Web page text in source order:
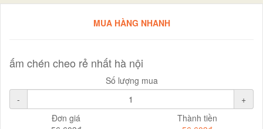
MUA HÀNG NHANH
ấm chén cheo rẻ nhất hà nội
Số lượng mua
-
+
Đơn giá
Thành tiền